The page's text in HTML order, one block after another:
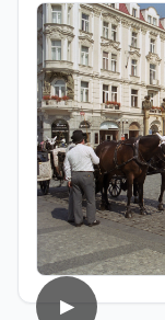
dei
biologia
▶